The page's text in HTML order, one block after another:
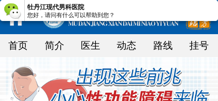
首页 简介 医生 动态 路线 挂号
牡丹江现代男科医院
您好，请问有什么可以帮助到您？